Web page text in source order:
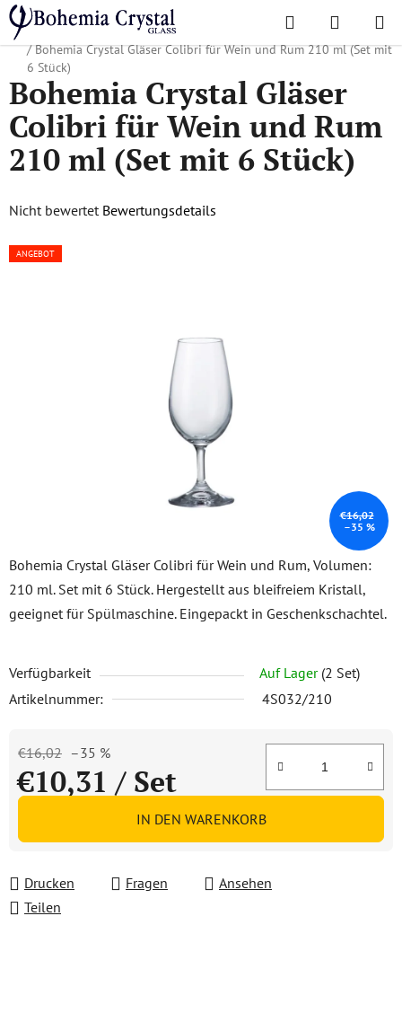
Zum
Inhalt
springen
Suchen
Startseite
/ Lieblingskollektionen /
Für Unternehmen und Werbeagenturen
/ Bohemia Crystal Gläser Colibri für Wein und Rum 210 ml (Set mit
6 Stück)
Bohemia Crystal Gläser Colibri für Wein und Rum, Volumen:
210 ml. Set mit 6 Stück. Hergestellt aus bleifreiem Kristall,
geeignet für Spülmaschine. Eingepackt in Geschenkschachtel.
Verfügbarkeit Auf Lager (2 Set)
Artikelnummer:
4S032/210
€16,02 –35 %
€10,31 / Set
IN DEN WARENKORB
Drucken Fragen
Ansehen
Teilen
Bohemia Crystal Gläser
Colibri für Wein und Rum
210 ml (Set mit 6 Stück)
Die
Produktbewertung
Nicht bewertet Bewertungsdetails
ANGEBOT
€16,02
–35 %